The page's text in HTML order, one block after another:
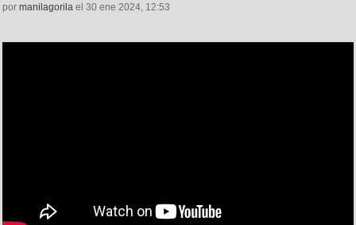
por manilagorila el 30 ene 2024, 12:53